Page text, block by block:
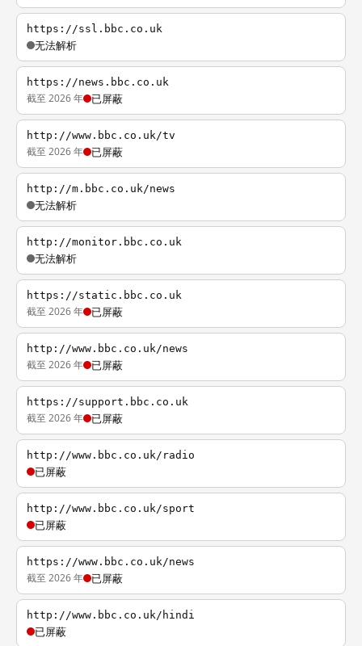
https://ssl.bbc.co.uk
无法解析
https://news.bbc.co.uk
截至 2026 年 已屏蔽
http://www.bbc.co.uk/tv
截至 2026 年 已屏蔽
http://m.bbc.co.uk/news
无法解析
http://monitor.bbc.co.uk
无法解析
https://static.bbc.co.uk
截至 2026 年 已屏蔽
http://www.bbc.co.uk/news
截至 2026 年 已屏蔽
https://support.bbc.co.uk
截至 2026 年 已屏蔽
http://www.bbc.co.uk/radio
已屏蔽
http://www.bbc.co.uk/sport
已屏蔽
https://www.bbc.co.uk/news
截至 2026 年 已屏蔽
http://www.bbc.co.uk/hindi
已屏蔽